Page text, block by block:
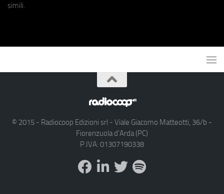
simili.
© 2015 - Radiocoop Edizioni srl - Viale Giacomo Matteotti, 36/b -
Fiorenzuola d'Arda (PC)
P.IVA: 01307190338